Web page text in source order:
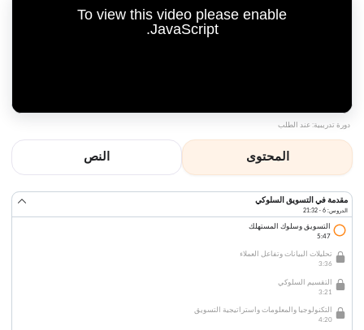
To view this video please enable
JavaScript.
دورة تدريبية: عند الطلب
المحتوى النص
مقدمة في التسويق السلوكي
الدروس: 6 · 21:32
التسويق وسلوك المستهلك
5:47
تحليلات البيانات وتفاعل العملاء
3:36
التقسيم السلوكي
3:21
التكنولوجيا والمعلومات واستراتيجية التسويق
4:20